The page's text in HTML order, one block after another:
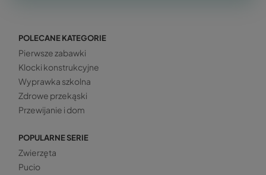
POLECANE KATEGORIE
Pierwsze zabawki
Klocki konstrukcyjne
Wyprawka szkolna
Zdrowe przekąski
Przewijanie i dom
POPULARNE SERIE
Zwierzęta
Pucio